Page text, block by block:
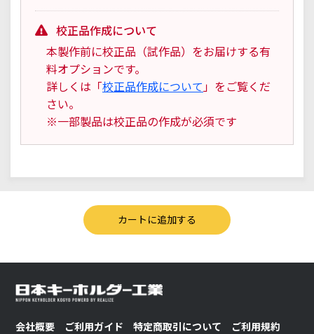
校正品作成について
本製作前に校正品（試作品）をお届けする有
料オプションです。
詳しくは「校正品作成について 」をご覧くだ
さい。
※一部製品は校正品の作成が必須です
会社概要 ご利用ガイド 特定商取引について
ご利用規約